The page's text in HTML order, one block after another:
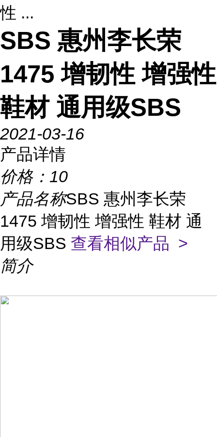
性 ...
SBS 惠州李长荣
1475 增韧性 增强性
鞋材 通用级SBS
2021-03-16
产品详情
价格： 10
产品名称SBS 惠州李长荣
1475 增韧性 增强性 鞋材 通
用级SBS 查看相似产品 >
简介